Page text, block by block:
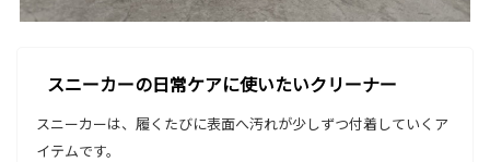
スニーカーの日常ケアに使いたいクリーナー
スニーカーは、履くたびに表面へ汚れが少しずつ付着していくア
イテムです。